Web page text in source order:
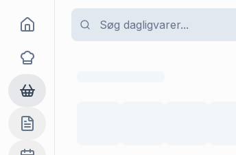
Goma
Opskrifter
Dagligvarer
Indkøbslisten